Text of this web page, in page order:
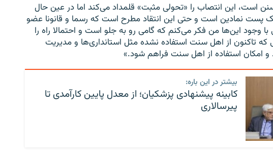
است،‌ این انتصاب را «تحولی مثبت» قلمداد می‌کند اما در عین حال
پست نمادین است و حتی این انتقاد مطرح است که رسما و قانونا عضو
وجود این‌ها من فکر می‌کنم که گامی رو به جلو است و احتمالا راه را
تاکنون از اهل سنت استفاده نشده مثل استانداری‌ها و مدیریت
و امکان استفاده از اهل سنت فراهم شود.»
بیشتر در این باره:
کابینه پیشنهادی پزشکیان؛ از معدل پایین کارآمدی تا
پیرسالاری